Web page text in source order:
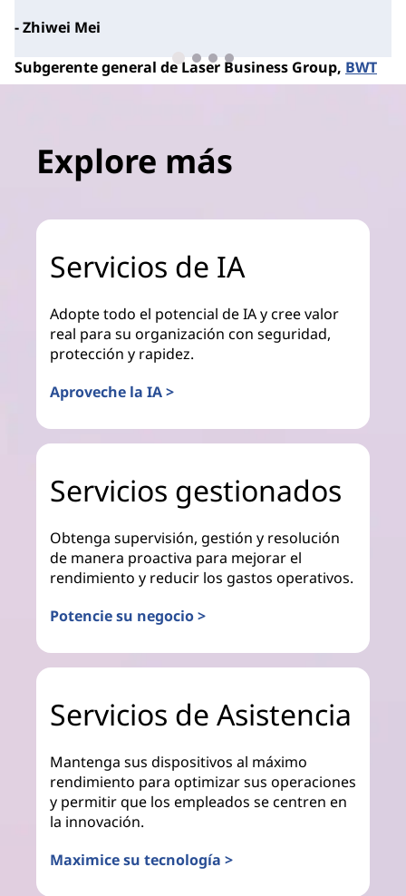
- Zhiwei Mei
Subgerente general de Laser Business Group, BWT
Explore más
Servicios de IA
Adopte todo el potencial de IA y cree valor
real para su organización con seguridad,
protección y rapidez.
Aproveche la IA >
Servicios gestionados
Obtenga supervisión, gestión y resolución
de manera proactiva para mejorar el
rendimiento y reducir los gastos operativos.
Potencie su negocio >
Servicios de Asistencia
Mantenga sus dispositivos al máximo
rendimiento para optimizar sus operaciones
y permitir que los empleados se centren en
la innovación.
Maximice su tecnología >